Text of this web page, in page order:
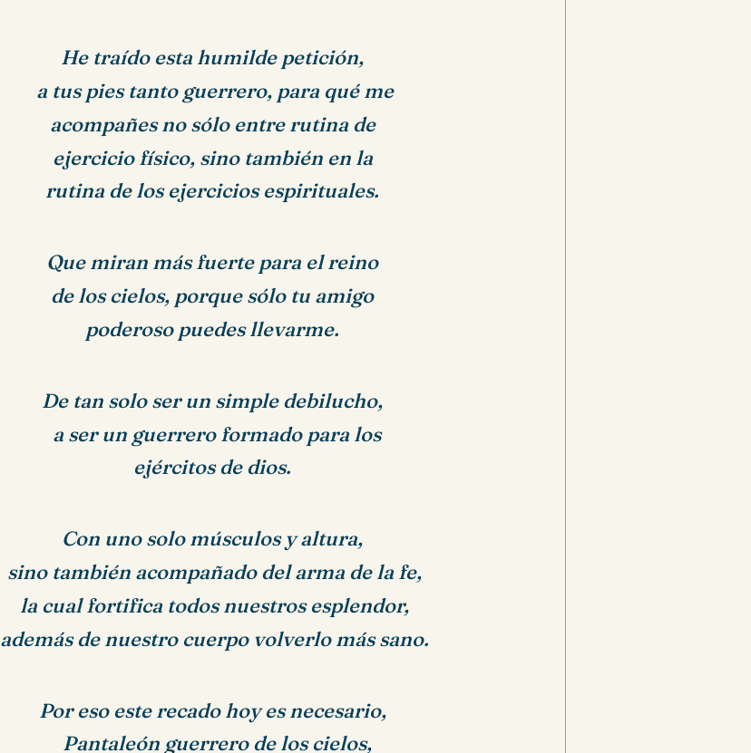
He traído esta humilde petición,
a tus pies tanto guerrero, para qué me
acompañes no sólo entre rutina de
ejercicio físico, sino también en la
rutina de los ejercicios espirituales.
Que miran más fuerte para el reino
de los cielos, porque sólo tu amigo
poderoso puedes llevarme.
De tan solo ser un simple debilucho,
a ser un guerrero formado para los
ejércitos de dios.
Con uno solo músculos y altura,
sino también acompañado del arma de la fe,
la cual fortifica todos nuestros esplendor,
además de nuestro cuerpo volverlo más sano.
Por eso este recado hoy es necesario,
Pantaleón guerrero de los cielos,